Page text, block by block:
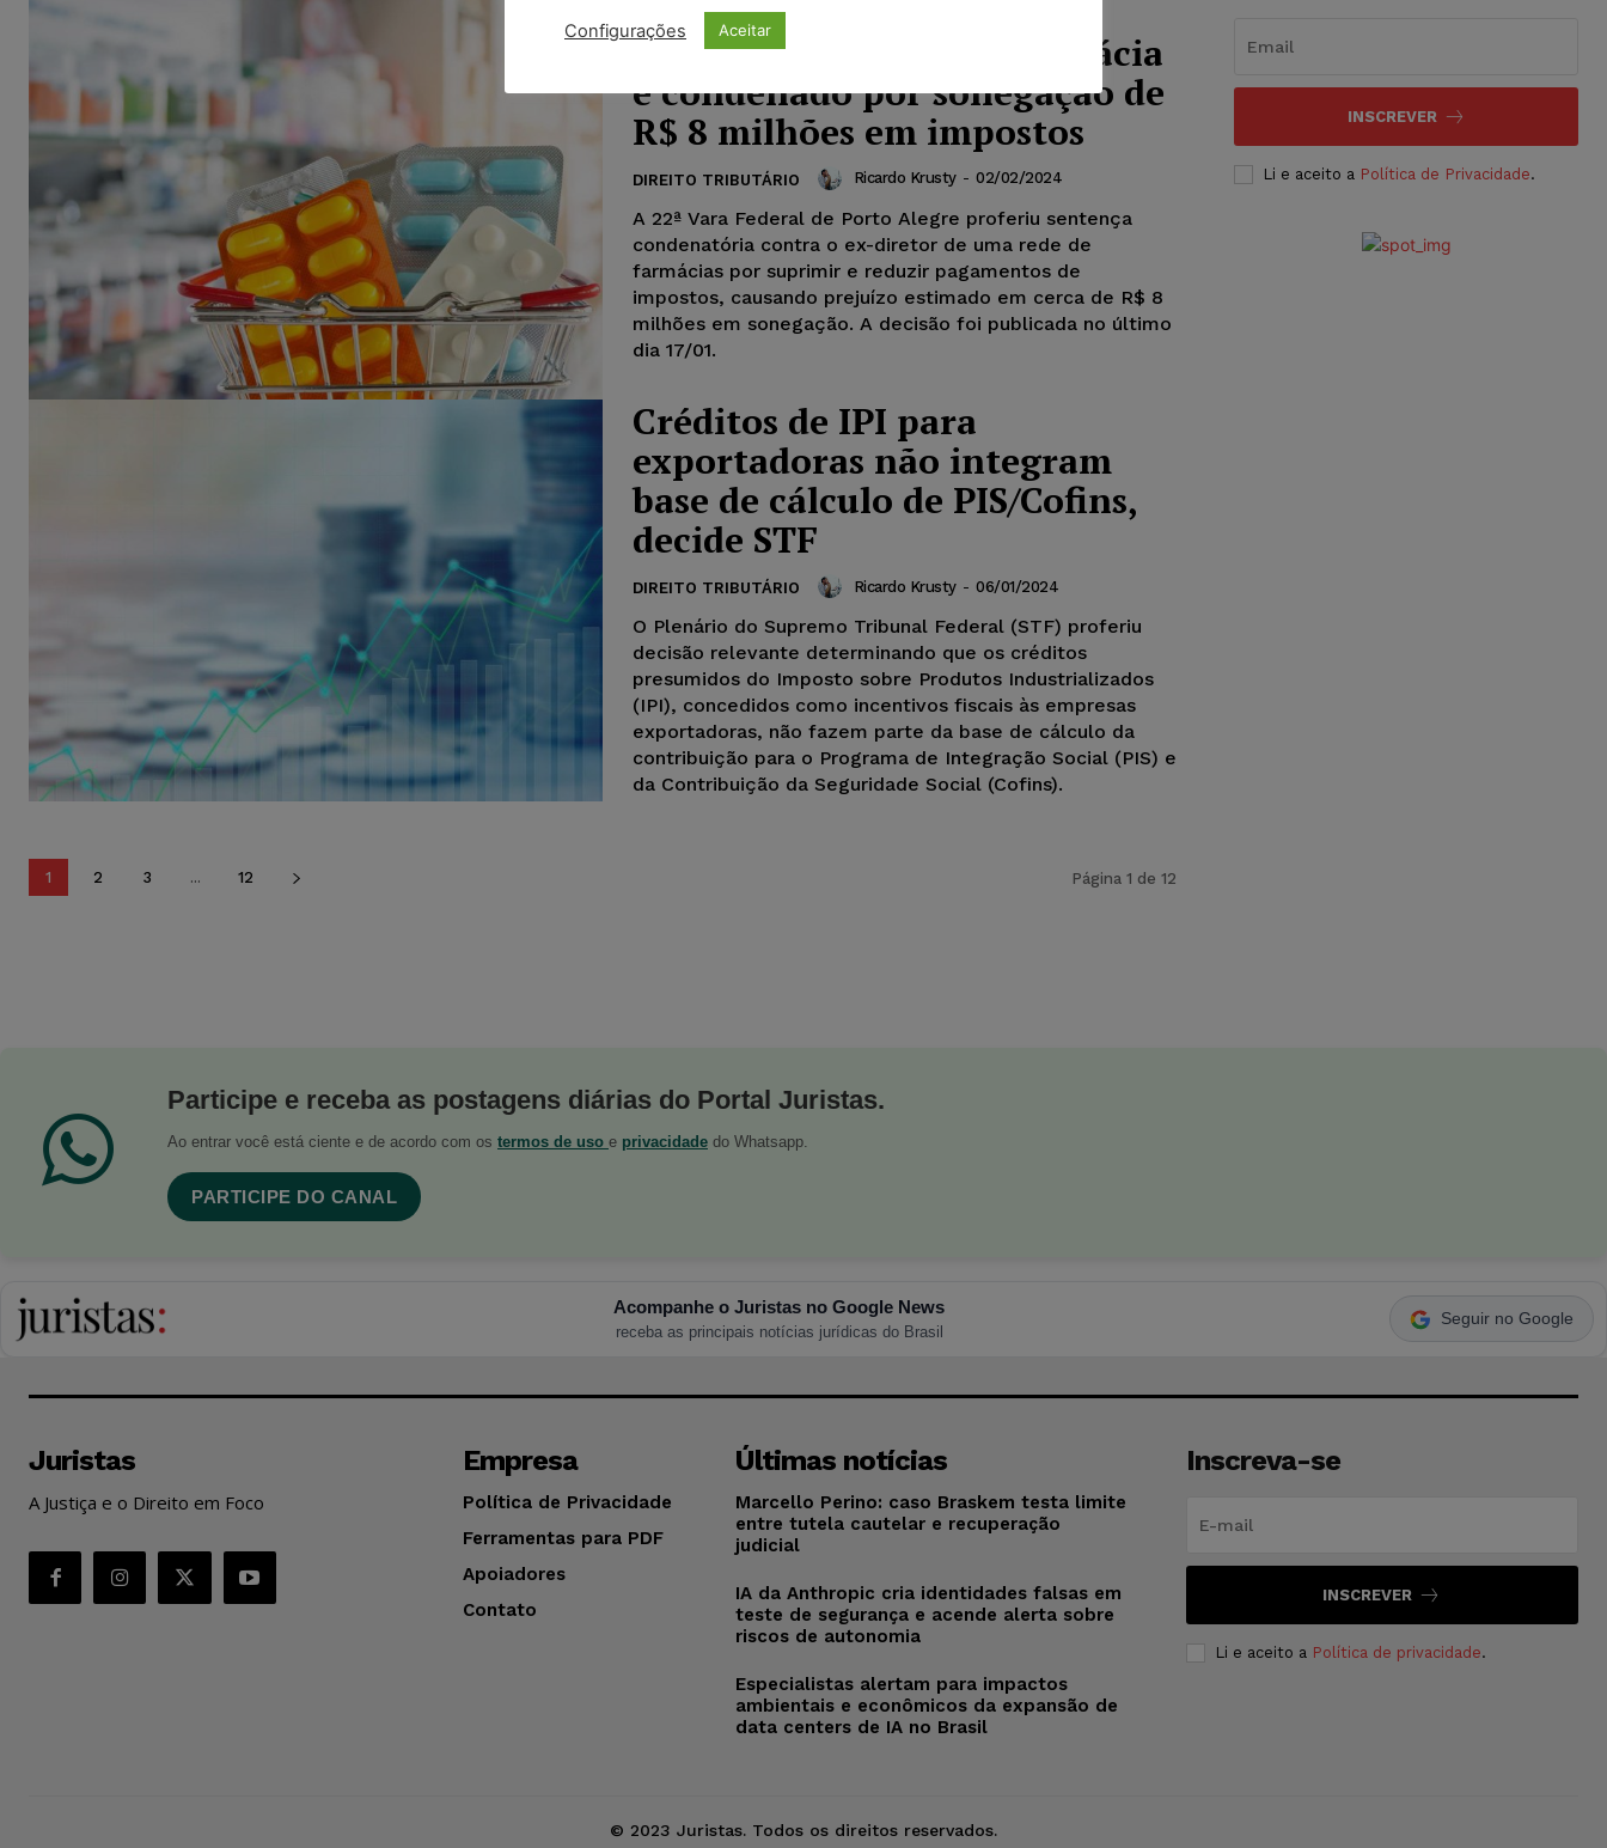
Ex-diretor de rede de farmácia
é condenado por sonegação de
R$ 8 milhões em impostos
DIREITO TRIBUTÁRIO Ricardo Krusty - 02/02/2024
A 22ª Vara Federal de Porto Alegre proferiu sentença
condenatória contra o ex-diretor de uma rede de
farmácias por suprimir e reduzir pagamentos de
impostos, causando prejuízo estimado em cerca de R$ 8
milhões em sonegação. A decisão foi publicada no último
dia 17/01.
Créditos de IPI para
exportadoras não integram
base de cálculo de PIS/Cofins,
decide STF
DIREITO TRIBUTÁRIO Ricardo Krusty - 06/01/2024
O Plenário do Supremo Tribunal Federal (STF) proferiu
decisão relevante determinando que os créditos
presumidos do Imposto sobre Produtos Industrializados
(IPI), concedidos como incentivos fiscais às empresas
exportadoras, não fazem parte da base de cálculo da
contribuição para o Programa de Integração Social (PIS) e
da Contribuição da Seguridade Social (Cofins).
1 2 3 ... 12 Página 1 de 12
INSCREVER
Li e aceito a Política de Privacidade.
Participe e receba as postagens diárias do Portal Juristas.
Ao entrar você está ciente e de acordo com os termos de uso e privacidade do Whatsapp.
PARTICIPE DO CANAL
Acompanhe o Juristas no Google News
receba as principais notícias jurídicas do Brasil
Seguir no Google
Juristas
A Justiça e o Direito em Foco
Empresa
Política de Privacidade
Ferramentas para PDF
Apoiadores
Contato
Últimas notícias
Marcello Perino: caso Braskem testa limite
entre tutela cautelar e recuperação
judicial
IA da Anthropic cria identidades falsas em
teste de segurança e acende alerta sobre
riscos de autonomia
Especialistas alertam para impactos
ambientais e econômicos da expansão de
data centers de IA no Brasil
Inscreva-se
INSCREVER
Li e aceito a Política de privacidade.
© 2023 Juristas. Todos os direitos reservados.
Configurações Aceitar